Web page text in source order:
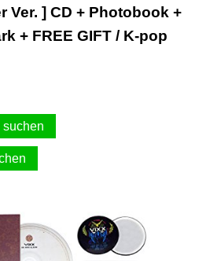
Ver. ] CD + Photobook +
+ FREE GIFT / K-pop
suchen